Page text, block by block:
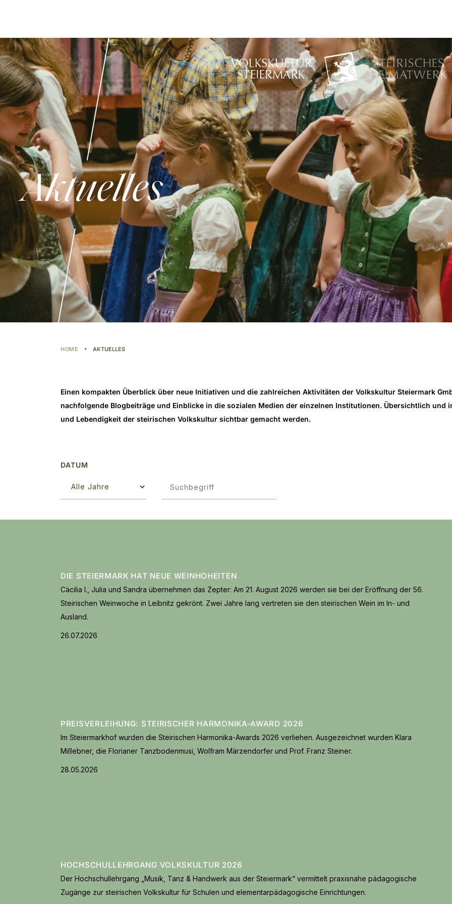
Aktuelles
HOME AKTUELLES
Einen kompakten Überblick über neue Initiativen und die zahlreichen Aktivitäten der Volkskultur Steiermark
nachfolgende Blogbeiträge und Einblicke in die sozialen Medien der einzelnen Institutionen. Übersichtlich und
und Lebendigkeit der steirischen Volkskultur sichtbar gemacht werden.
DATUM
DIE STEIERMARK HAT NEUE WEINHOHEITEN
Cäcilia I., Julia und Sandra übernehmen das Zepter: Am 21. August 2026 werden sie bei der Eröffnung der 56.
Steirischen Weinwoche in Leibnitz gekrönt. Zwei Jahre lang vertreten sie den steirischen Wein im In- und
Ausland.
26.07.2026
PREISVERLEIHUNG: STEIRISCHER HARMONIKA-AWARD 2026
Im Steiermarkhof wurden die Steirischen Harmonika-Awards 2026 verliehen. Ausgezeichnet wurden Klara
Mißebner, die Florianer Tanzbodenmusi, Wolfram Märzendorfer und Prof. Franz Steiner.
28.05.2026
HOCHSCHULLEHRGANG VOLKSKULTUR 2026
Der Hochschullehrgang „Musik, Tanz & Handwerk aus der Steiermark“ vermittelt praxisnahe pädagogische
Zugänge zur steirischen Volkskultur für Schulen und elementarpädagogische Einrichtungen.